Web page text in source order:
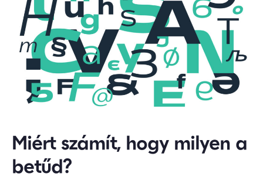
Miért számít, hogy milyen a
betűd?